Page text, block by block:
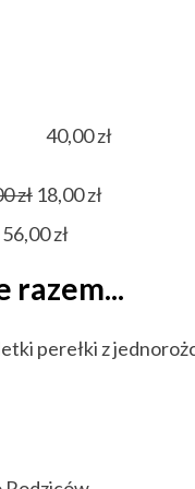
40,00zł
zł Pierwotna
cena
18,00złAktualna
Pierwotna
59,00 zł.
56,00złAktualna
56,00 zł.
razem...
perełki z